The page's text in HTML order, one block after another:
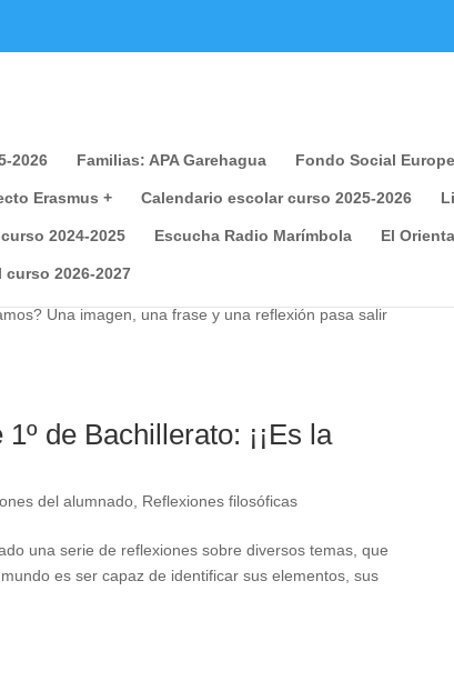
que ayuda a optimizar su visita. Las cookies no se
puede cambiar su configuración siempre que lo
2026 Familias: APA Garehagua Fondo Social
Erasmus + Calendario escolar curso 2025-2026
2024-2025 Escucha Radio Marímbola El Orienta
curso 2026-2027
13 de marzo!!
del alumnado Reflexiones filosóficas
Una imagen, una frase y una reflexión pasa salir
de Bachillerato: ¡¡Es la
del alumnado Reflexiones filosóficas
una serie de reflexiones sobre diversos temas, que
es ser capaz de identificar sus elementos, sus